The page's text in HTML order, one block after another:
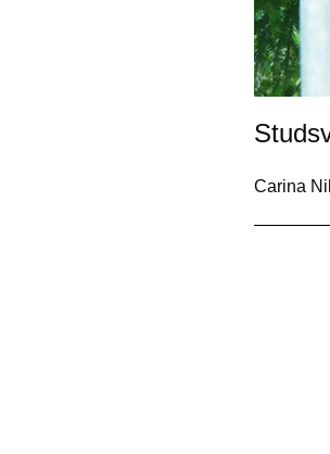
Carina